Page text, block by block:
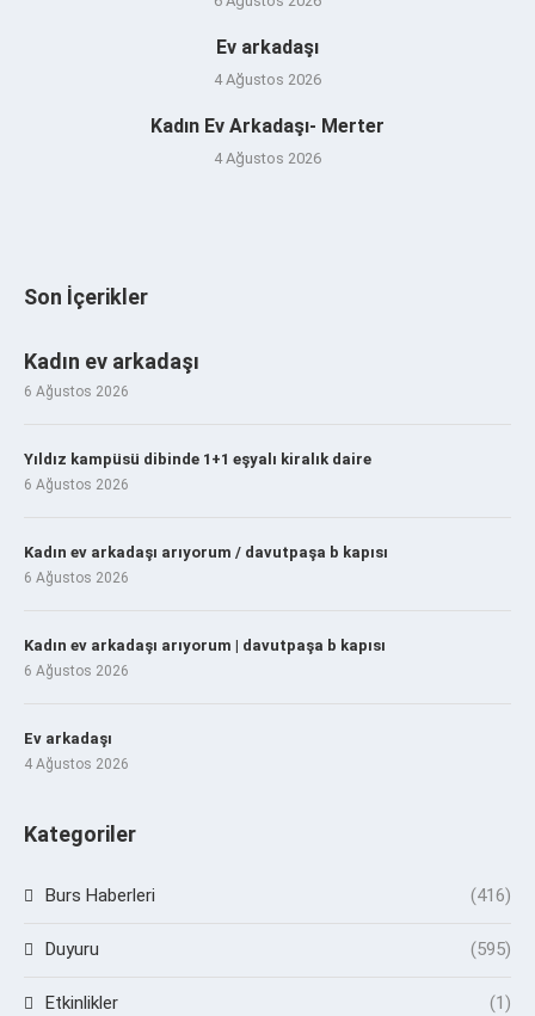
Ev arkadaşı
4 Ağustos 2026
Kadın Ev Arkadaşı- Merter
4 Ağustos 2026
Son İçerikler
Kadın ev arkadaşı
6 Ağustos 2026
Yıldız kampüsü dibinde 1+1 eşyalı kiralık daire
6 Ağustos 2026
Kadın ev arkadaşı arıyorum / davutpaşa b kapısı
6 Ağustos 2026
Kadın ev arkadaşı arıyorum | davutpaşa b kapısı
6 Ağustos 2026
Ev arkadaşı
4 Ağustos 2026
Kategoriler
Burs Haberleri (416)
Duyuru (595)
Etkinlikler (1)